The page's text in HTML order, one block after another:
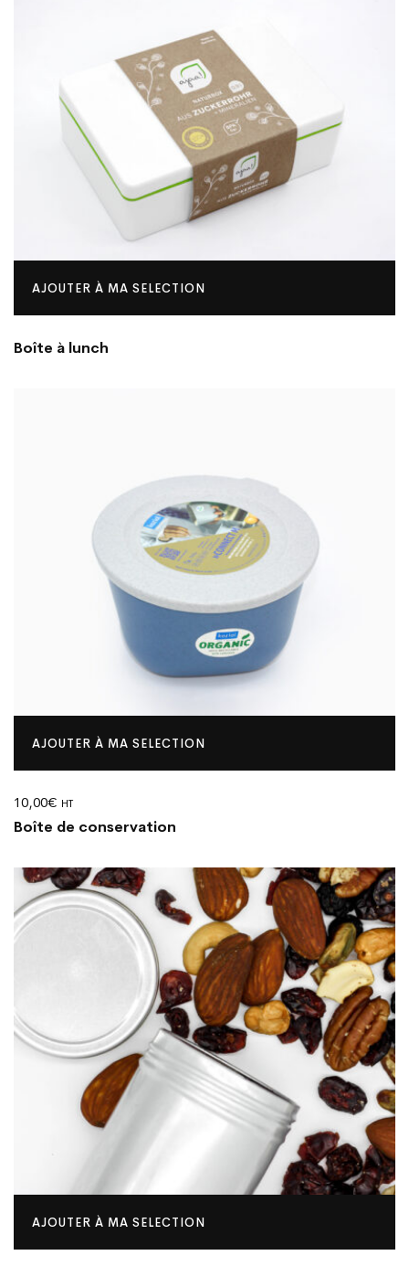
AJOUTER À MA SELECTION
Boîte à lunch
AJOUTER À MA SELECTION
10,00€ HT
Boîte de conservation
AJOUTER À MA SELECTION